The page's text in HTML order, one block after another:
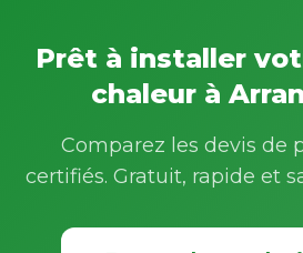
Prêt à installer
chaleur à
Comparez les devis de
certifiés. Gratuit, rapide et